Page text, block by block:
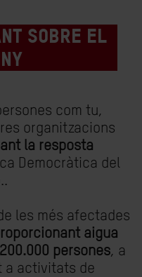
sobre el
com tu,
organitzacions
la resposta
Democràtica del
les més afectades
aigua
persones, a
a activitats de